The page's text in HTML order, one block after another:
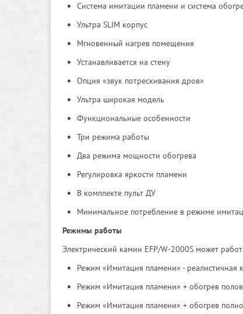
Система имитации пламени и система
Ультра SLIM корпус
Мгновенный нагрев помещения
Устанавливается на стену
Опция «звук потрескивания дров»
Ультра широкая модель
Функциональные особенности
Три режима работы
Два режима мощности обогрева
Регулировка яркости пламени
В комплекте пульт ДУ
Минимальное потребление в режиме
Режимы работы
Электрический камин EFP/W-2000S может
Режим «Имитация пламени» - реалистичная
Режим «Имитация пламени» + обогрев
Режим «Имитация пламени» + обогрев